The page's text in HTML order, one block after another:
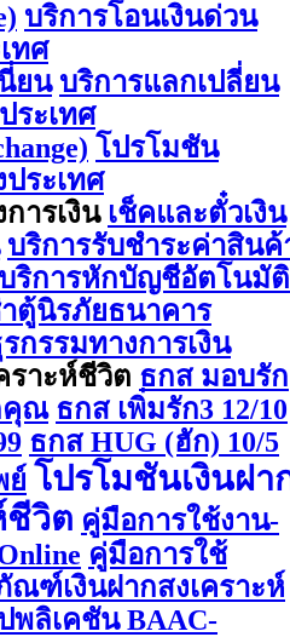
บริการโอนเงินด่วน
ทศ
ยน บริการแลกเปลี่ยน
ระเทศ
โปรโมชัน
ระเทศ
ารเงิน เช็คและตั๋วเงิน
บริการรับชำระค่าสินค้
บริการหักบัญชีอัตโนมัติ
ตู้นิรภัยธนาคาร
กรรมทางการเงิน
ราะห์ชีวิต ธกส มอบรัก
คุณ ธกส เพิ่มรัก3 12/10
ธกส HUG (ฮัก) 10/5
ย์ โปรโมชันเงินฝา
ชีวิต คู่มือการใช้งาน-
คู่มือการใช้
ณฑ์เงินฝากสงเคราะห์
พลิเคชัน BAAC-